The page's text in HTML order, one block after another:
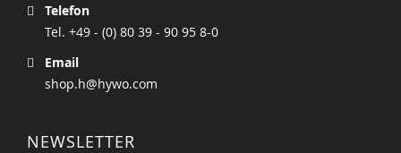
Telefon
Tel. +49 - (0) 80 39 - 90 95 8-0
Email
shop.h@hywo.com
NEWSLETTER